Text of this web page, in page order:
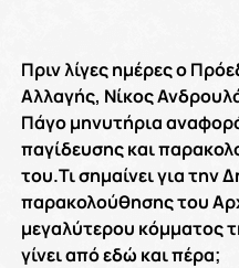
Πριν λίγες ημέρες ο
Αλλαγής, Νίκος
Πάγο μηνυτήρια
παγίδευσης και
του.Τι σημαίνει για την
παρακολούθησης του
μεγαλύτερου κόμματος
γίνει από εδώ και πέρα;